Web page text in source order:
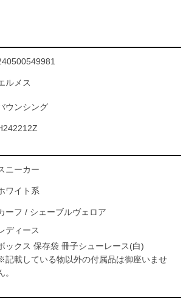
ルメス
ウンシング
ニーカー
ワイト系
ーフ / シェーブルヴェロア
ディース
ックス 保存袋 冊子シューレース(白)
記載している物以外の付属品は御座いませ
。